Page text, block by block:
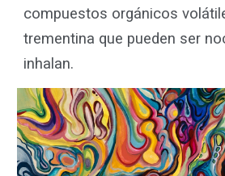
compuestos orgánicos
trementina que pueden ser
inhalan.